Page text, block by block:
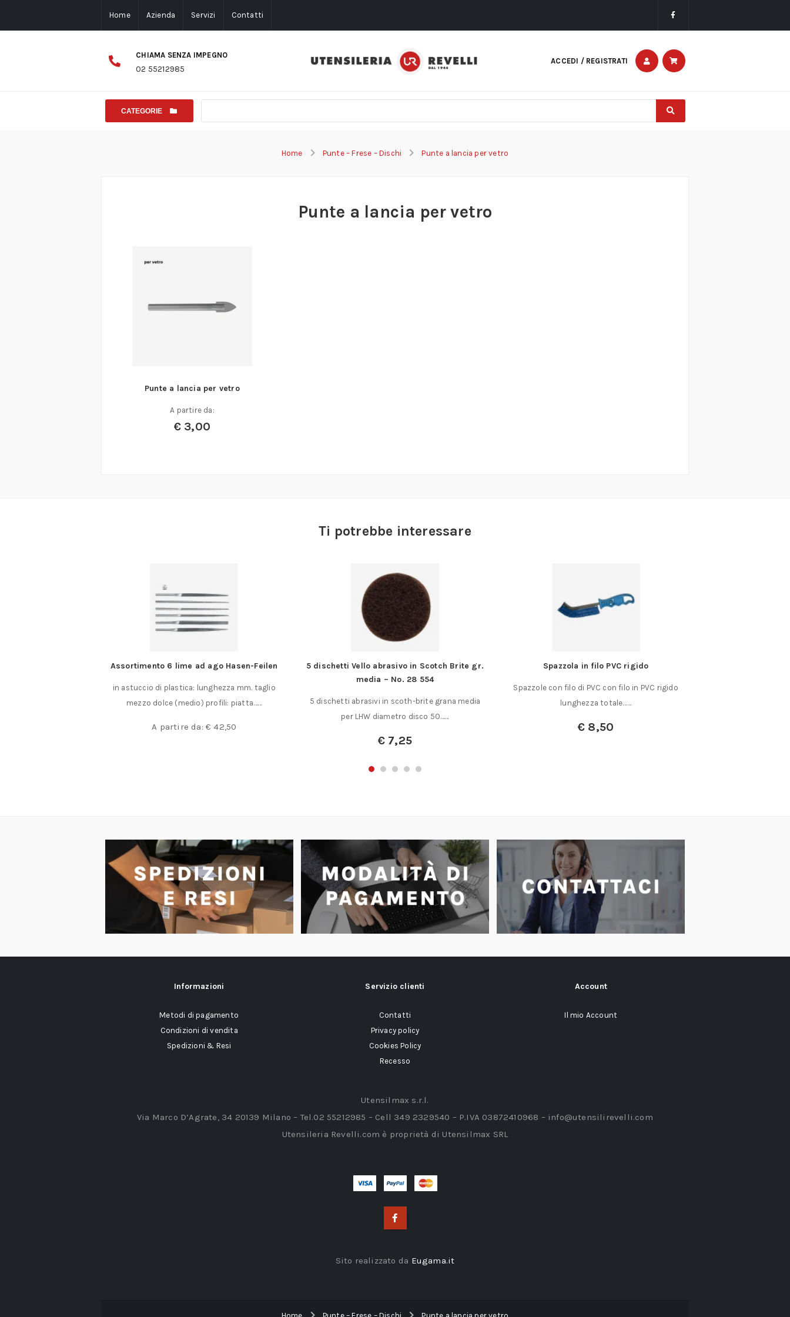
Home Azienda Servizi Contatti
CHIAMA SENZA IMPEGNO
02 55212985
ACCEDI / REGISTRATI
CATEGORIE
Home Punte – Frese – Dischi Punte a lancia per vetro
Punte a lancia per vetro
Punte a lancia per vetro
A partire da:
€ 3,00
Ti potrebbe interessare
Assortimento 6 lime ad ago Hasen-Feilen
in astuccio di plastica: lunghezza mm. taglio
mezzo dolce (medio) profili: piatta……
A partire da: € 42,50
5 dischetti Vello abrasivo in Scotch Brite gr.
media – No. 28 554
5 dischetti abrasivi in scoth-brite grana media
per LHW diametro disco 50……
€ 7,25
Spazzola in filo PVC rigido
Spazzole con filo di PVC con filo in PVC rigido
lunghezza totale……
€ 8,50
Informazioni
Metodi di pagamento
Condizioni di vendita
Spedizioni & Resi
Servizio clienti
Contatti
Privacy policy
Cookies Policy
Recesso
Account
Il mio Account
Utensilmax s.r.l.
Via Marco D’Agrate, 34 20139 Milano – Tel.02 55212985 – Cell 349 2329540 – P.IVA 03872410968 – info@utensilirevelli.com
Utensileria Revelli.com è proprietà di Utensilmax SRL
Sito realizzato da Eugama.it